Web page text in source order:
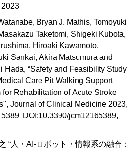
Bryan J. Mathis, Tomoyuki
Taketomi, Shigeki Kubota,
Hiroaki Kawamoto,
Sankai, Akira Matsumura and
Hada, “Safety and Feasibility Study
Care Pit Walking Support
for Rehabilitation of Acute Stroke
Journal of Clinical Medicine 2023,
5389, DOI:10.3390/jcm12165389,
“人・AI-ロボット・情報系の融合：